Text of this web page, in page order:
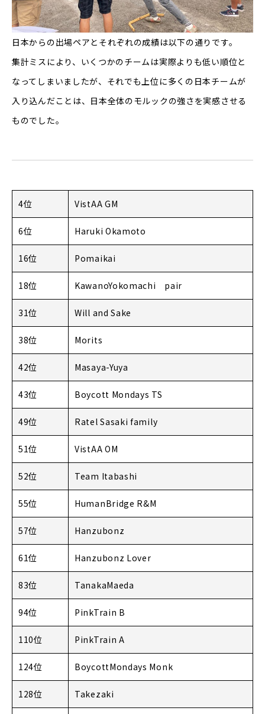
日本からの出場ペアとそれぞれの成績は以下の通りです。
集計ミスにより、いくつかのチームは実際よりも低い順位と
なってしまいましたが、それでも上位に多くの日本チームが
入り込んだことは、日本全体のモルックの強さを実感させる
ものでした。
4位 VistAA GM
6位 Haruki Okamoto
16位 Pomaikai
18位 KawanoYokomachi pair
31位 Will and Sake
38位 Morits
42位 Masaya-Yuya
43位 Boycott Mondays TS
49位 Ratel Sasaki family
51位 VistAA OM
52位 Team Itabashi
55位 HumanBridge R&M
57位 Hanzubonz
61位 Hanzubonz Lover
83位 TanakaMaeda
94位 PinkTrain B
110位 PinkTrain A
124位 BoycottMondays Monk
128位 Takezaki